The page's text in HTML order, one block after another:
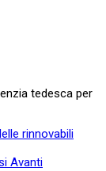
tedesca per
rinnovabili
Avanti